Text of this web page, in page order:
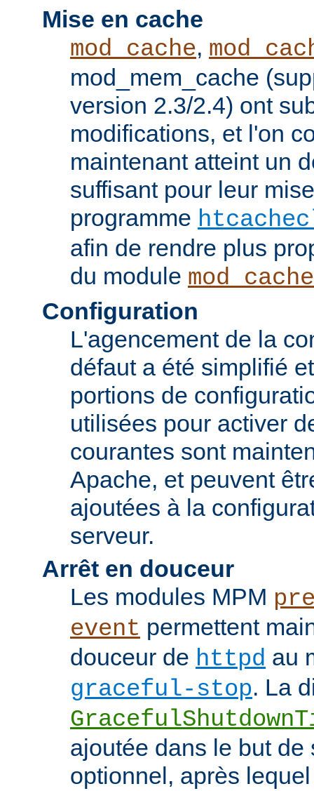
Mise en cache
mod_cache,
mod_mem_cache
version 2.3/2.4) ont
modifications, et l'on
maintenant atteint un
suffisant pour leur
programme
afin de rendre plus
du module
Configuration
L'agencement de la
défaut a été simplifié
portions de
utilisées pour activer
courantes sont
Apache, et peuvent
ajoutées à la
serveur.
Arrêt en douceur
Les modules MPM
event permettent
douceur de httpd au
graceful-stop. La
ajoutée dans le but
optionnel, après